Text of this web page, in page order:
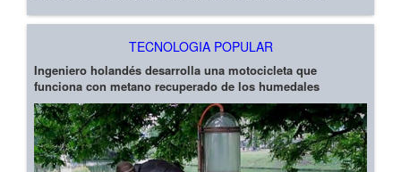
TECNOLOGIA POPULAR
Ingeniero holandés desarrolla una motocicleta que
funciona con metano recuperado de los humedales